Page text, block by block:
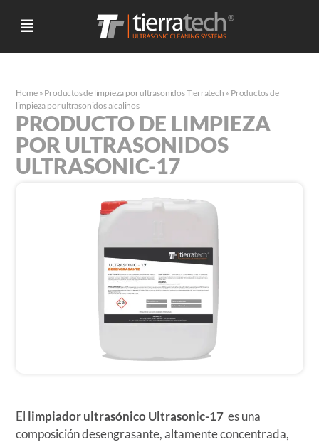
Home » Productos de limpieza por ultrasonidos Tierratech » Productos de
limpieza por ultrasonidos alcalinos
PRODUCTO DE LIMPIEZA
POR ULTRASONIDOS
ULTRASONIC-17
El limpiador ultrasónico Ultrasonic-17es una
composición desengrasante, altamente concentrada,